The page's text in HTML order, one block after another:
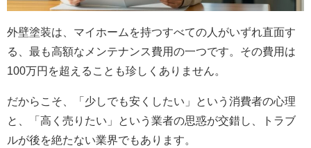
外壁塗装は、マイホームを持つすべての人がいずれ直面す
る、最も高額なメンテナンス費用の一つです。その費用は
100万円を超えることも珍しくありません。
だからこそ、「少しでも安くしたい」という消費者の心理
と、「高く売りたい」という業者の思惑が交錯し、トラブ
ルが後を絶たない業界でもあります。